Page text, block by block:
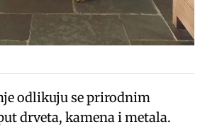
odlikuju se prirodnim
drveta, kamena i metala.